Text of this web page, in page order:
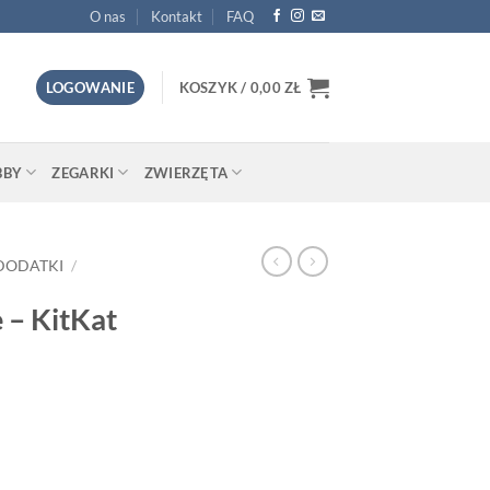
O nas Kontakt FAQ
LOGOWANIE KOSZYK / 0,00ZŁ
ZEGARKI ZWIERZĘTA
/
– KitKat